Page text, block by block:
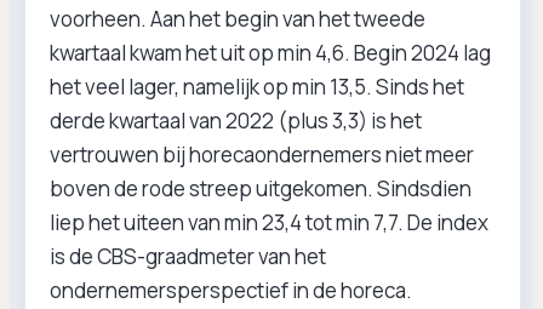
voorheen. Aan het begin van het tweede
kwartaal kwam het uit op min 4,6. Begin 2024 lag
het veel lager, namelijk op min 13,5. Sinds het
derde kwartaal van 2022 (plus 3,3) is het
vertrouwen bij horecaondernemers niet meer
boven de rode streep uitgekomen. Sindsdien
liep het uiteen van min 23,4 tot min 7,7. De index
is de CBS-graadmeter van het
ondernemersperspectief in de horeca.